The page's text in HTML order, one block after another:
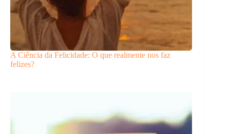
A Ciência da Felicidade: O que realmente nos faz
felizes?